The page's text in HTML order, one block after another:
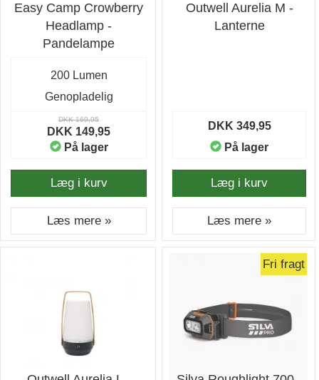
Easy Camp Crowberry
Headlamp -
Pandelampe
200 Lumen
Genopladelig
DKK 169,95
DKK 149,95
På lager
Læg i kurv
Læs mere »
Outwell Aurelia M -
Lanterne
DKK 349,95
På lager
Læg i kurv
Læs mere »
Fri fragt